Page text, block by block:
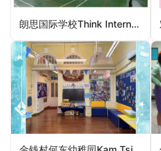
朗思国际学校Think International School（九龙城区幼稚园）